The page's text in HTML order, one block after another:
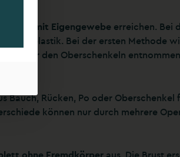
mit Eigengewebe erreichen. Bei
Bei der ersten Methode
oder den Oberschenkeln
Bauch, Rücken, Po oder Oberschenkel
können nur durch mehrere